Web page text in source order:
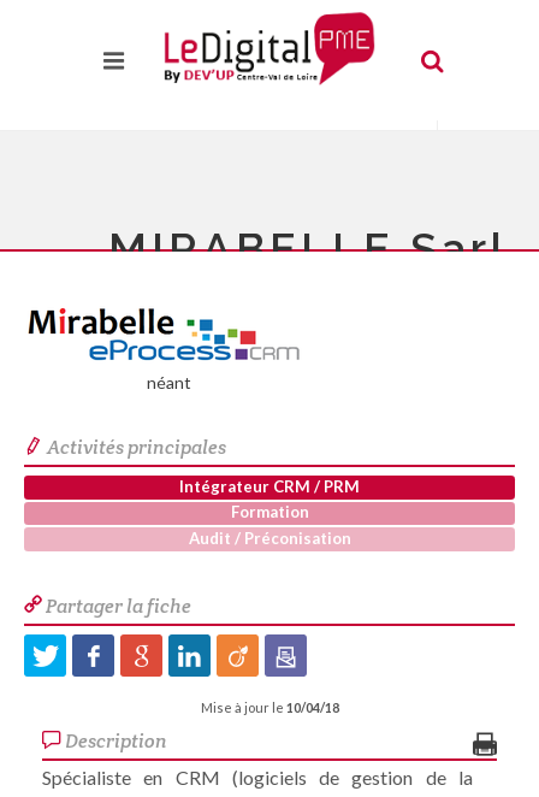
MIRABELLE Sarl
néant
Activités principales
Intégrateur CRM / PRM
Formation
Audit / Préconisation
Partager la fiche
Mise à jour le 10/04/18
Description
Spécialiste en CRM (logiciels de gestion de la